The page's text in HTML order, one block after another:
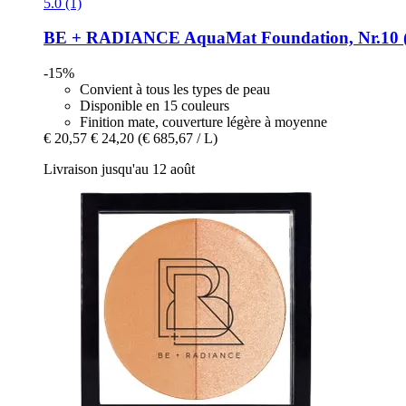
BE + RADIANCE AquaMat Foundation, Nr.10
-15%
Convient à tous les types de peau
Disponible en 15 couleurs
Finition mate, couverture légère à moyenne
€ 20,57 € 24,20 (€ 685,67 / L)
Livraison jusqu'au 12 août